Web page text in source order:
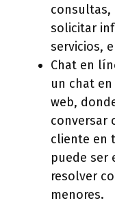
consultas,
solicitar
servicios,
Chat en
un chat
web,
conversar
cliente en
puede ser
resolver
menores.